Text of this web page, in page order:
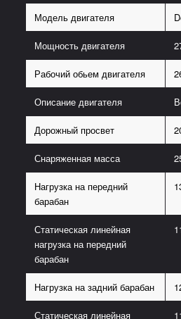
Модель двигателя
Мощность двигателя
Рабочий обьем двигателя
Описание двигателя
Дорожный просвет
Снаряженная масса
Нагрузка на передний
барабан
Статическая линейная
нагрузка на передний
барабан
Нагрузка на задний барабан
Статическая линейная